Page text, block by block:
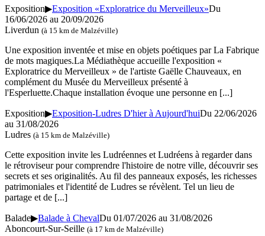
Exposition▶Exposition «Exploratrice du Merveilleux»Du
16/06/2026 au 20/09/2026
Liverdun (à 15 km de Malzéville)
Une exposition inventée et mise en objets poétiques par La Fabrique
de mots magiques.La Médiathèque accueille l'exposition «
Exploratrice du Merveilleux » de l'artiste Gaëlle Chauveaux, en
complément du Musée du Merveilleux présenté à
l'Esperluette.Chaque installation évoque une personne en [...]
Exposition▶Exposition-Ludres D'hier à Aujourd'huiDu 22/06/2026
au 31/08/2026
Ludres (à 15 km de Malzéville)
Cette exposition invite les Ludréennes et Ludréens à regarder dans
le rétroviseur pour comprendre l'histoire de notre ville, découvrir ses
secrets et ses originalités. Au fil des panneaux exposés, les richesses
patrimoniales et l'identité de Ludres se révèlent. Tel un lieu de
partage et de [...]
Balade▶Balade à ChevalDu 01/07/2026 au 31/08/2026
Aboncourt-Sur-Seille (à 17 km de Malzéville)